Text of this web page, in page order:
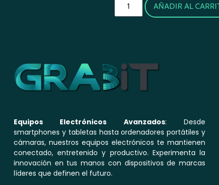
AÑADIR AL
Equipos Electrónicos Avanzados: Desde
smartphones y tabletas hasta ordenadores portátiles y
cámaras, nuestros equipos electrónicos te mantienen
conectado, entretenido y productivo. Experimenta la
innovación en tus manos con dispositivos de marcas
líderes que definen el futuro.